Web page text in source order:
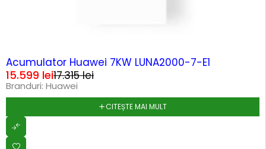
Acumulator Huawei 7KW LUNA2000-7-E1
17.315lei
15.599 lei
Branduri: Huawei
CITEȘTE MAI MULT